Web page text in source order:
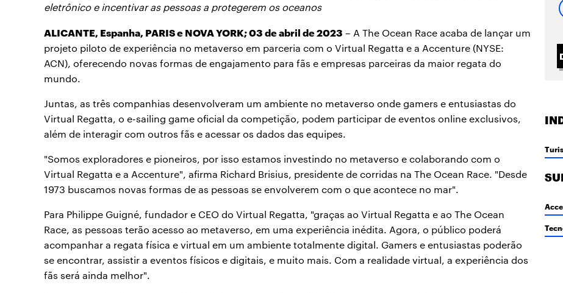
eletrônico e incentivar as pessoas a protegerem os oceanos
ALICANTE, Espanha, PARIS e NOVA YORK; 03 de abril de 2023 – A The Ocean Race acaba de lançar um
projeto piloto de experiência no metaverso em parceria com o Virtual Regatta e a Accenture (NYSE:
ACN), oferecendo novas formas de engajamento para fãs e empresas parceiras da maior regata do
mundo.
Juntas, as três companhias desenvolveram um ambiente no metaverso onde gamers e entusiastas do
Virtual Regatta, o e-sailing game oficial da competição, podem participar de eventos online exclusivos,
além de interagir com outros fãs e acessar os dados das equipes.
"Somos exploradores e pioneiros, por isso estamos investindo no metaverso e colaborando com o
Virtual Regatta e a Accenture", afirma Richard Brisius, presidente de corridas na The Ocean Race. "Desde
1973 buscamos novas formas de as pessoas se envolverem com o que acontece no mar".
Para Philippe Guigné, fundador e CEO do Virtual Regatta, "graças ao Virtual Regatta e ao The Ocean
Race, as pessoas terão acesso ao metaverso, em uma experiência inédita. Agora, o público poderá
acompanhar a regata física e virtual em um ambiente totalmente digital. Gamers e entusiastas poderão
se encontrar, assistir a eventos físicos e digitais, e muito mais. Com a realidade virtual, a experiência dos
fãs será ainda melhor".